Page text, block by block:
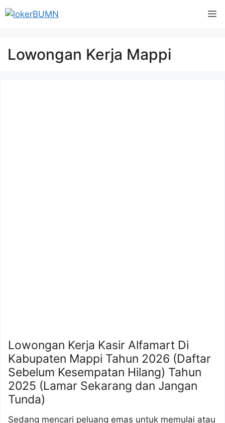
Langsung
ke
Lowongan Kerja Mappi
Lowongan Kerja Kasir Alfamart Di
Kabupaten Mappi Tahun 2026 (Daftar
Sebelum Kesempatan Hilang) Tahun
2025 (Lamar Sekarang dan Jangan
Tunda)
Sedang mencari peluang emas untuk memulai atau